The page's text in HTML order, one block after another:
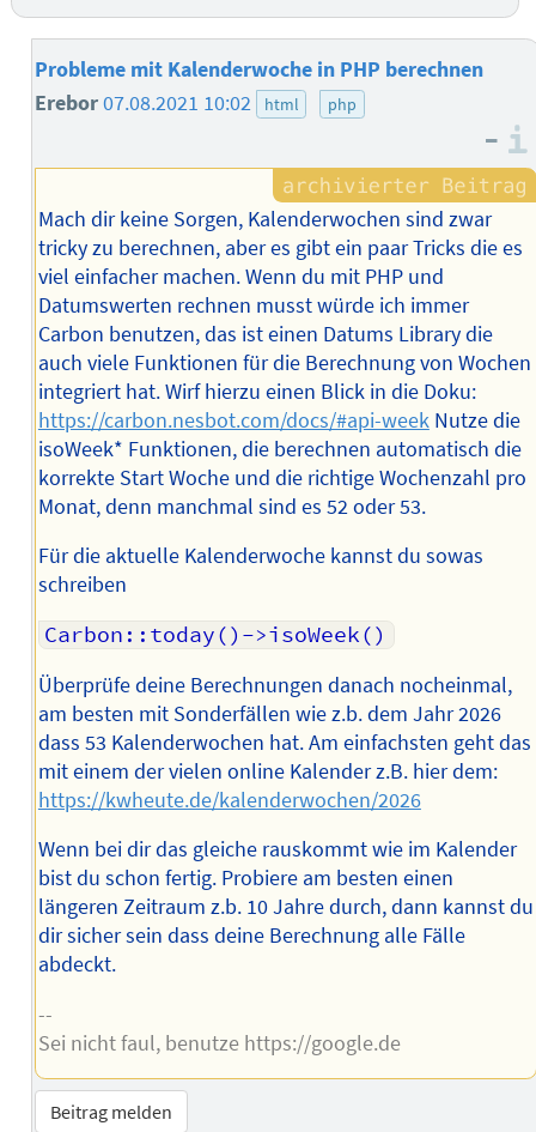
Probleme mit Kalenderwoche in PHP berechnen
Erebor07.08.2021 10:02 html php
–
Mach dir keine Sorgen, Kalenderwochen sind zwar
tricky zu berechnen, aber es gibt ein paar Tricks die es
viel einfacher machen. Wenn du mit PHP und
Datumswerten rechnen musst würde ich immer
Carbon benutzen, das ist einen Datums Library die
auch viele Funktionen für die Berechnung von Wochen
integriert hat. Wirf hierzu einen Blick in die Doku:
https://carbon.nesbot.com/docs/#api-weekNutze die
isoWeek* Funktionen, die berechnen automatisch die
korrekte Start Woche und die richtige Wochenzahl pro
Monat, denn manchmal sind es 52 oder 53.
Für die aktuelle Kalenderwoche kannst du sowas
schreiben
Carbon::today()->isoWeek()
Überprüfe deine Berechnungen danach nocheinmal,
am besten mit Sonderfällen wie z.b. dem Jahr 2026
dass 53 Kalenderwochen hat. Am einfachsten geht das
mit einem der vielen online Kalender z.B. hier dem:
https://kwheute.de/kalenderwochen/2026
Wenn bei dir das gleiche rauskommt wie im Kalender
bist du schon fertig. Probiere am besten einen
längeren Zeitraum z.b. 10 Jahre durch, dann kannst du
dir sicher sein dass deine Berechnung alle Fälle
abdeckt.
--
Sei nicht faul, benutze https://google.de
Beitrag melden